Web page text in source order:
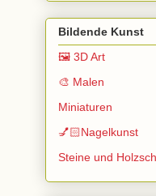
Bildende Kunst
🖼️ 3D Art
🎨 Malen
Miniaturen
💅🏻Nagelkunst
Steine und